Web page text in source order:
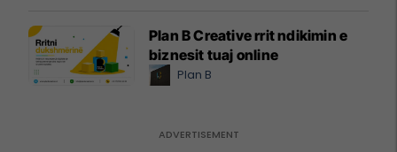
Plan B Creative rrit ndikimin e
biznesit tuaj online
Plan B